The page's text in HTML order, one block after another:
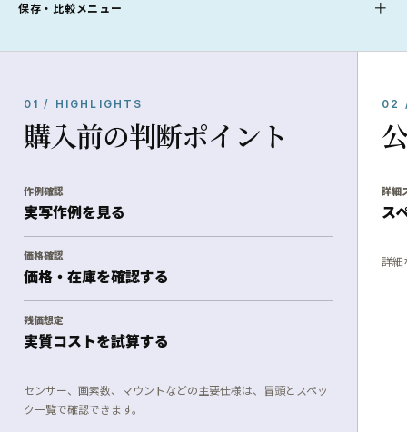
保存・比較メニュー
01 / HIGHLIGHTS
購入前の判断ポイント
作例確認
実写作例を見る
価格確認
価格・在庫を確認する
残価想定
実質コストを試算する
センサー、画素数、マウントなどの主要仕様は、冒頭とスペッ
ク一覧で確認できます。
02
詳細
ス
詳細